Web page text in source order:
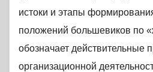
истоки и этапы
положений большевиков по
обозначает действительные
организационной